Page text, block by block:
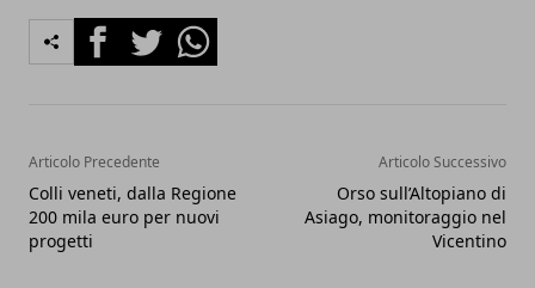
FacebookTwitterWhatsapp
Articolo Precedente
Colli veneti, dalla Regione
200 mila euro per nuovi
progetti
Articolo Successivo
Orso sull’Altopiano di
Asiago, monitoraggio nel
Vicentino